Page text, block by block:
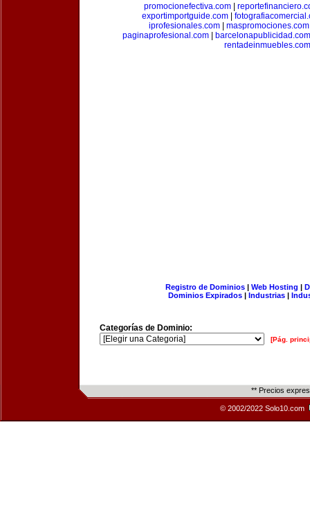
promocionefectiva.com
exportimportguide.com
iprofesionales.com
maspromociones.com
paginaprofesional.com|
barcelonapublicidad.com
rentadeinmuebles.com
Registro de Dominios| Web Hosting |
Dominios Expirados | Industrias |
Categorías de Dominio:
[Pág.
** Precios
© 2002/2022 Solo10.com